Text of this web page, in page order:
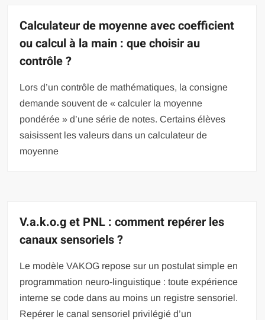
Calculateur de moyenne avec coefficient
ou calcul à la main : que choisir au
contrôle ?
Lors d’un contrôle de mathématiques, la consigne
demande souvent de « calculer la moyenne
pondérée » d’une série de notes. Certains élèves
saisissent les valeurs dans un calculateur de
moyenne
V.a.k.o.g et PNL : comment repérer les
canaux sensoriels ?
Le modèle VAKOG repose sur un postulat simple en
programmation neuro-linguistique : toute expérience
interne se code dans au moins un registre sensoriel.
Repérer le canal sensoriel privilégié d’un